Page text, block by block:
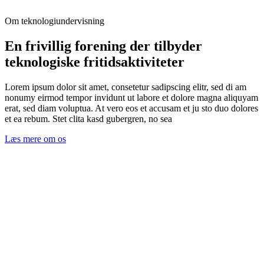
Om teknologiundervisning
En frivillig forening der tilbyder
teknologiske fritidsaktiviteter
Lorem ipsum dolor sit amet, consetetur sadipscing elitr, sed di am
nonumy eirmod tempor invidunt ut labore et dolore magna aliquyam
erat, sed diam voluptua. At vero eos et accusam et ju sto duo dolores
et ea rebum. Stet clita kasd gubergren, no sea
Læs mere om os